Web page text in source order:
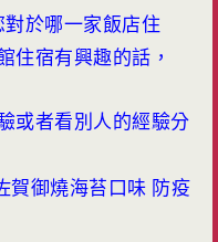
於哪一家飯店住
住宿有興趣的話，
或者看別人的經驗分